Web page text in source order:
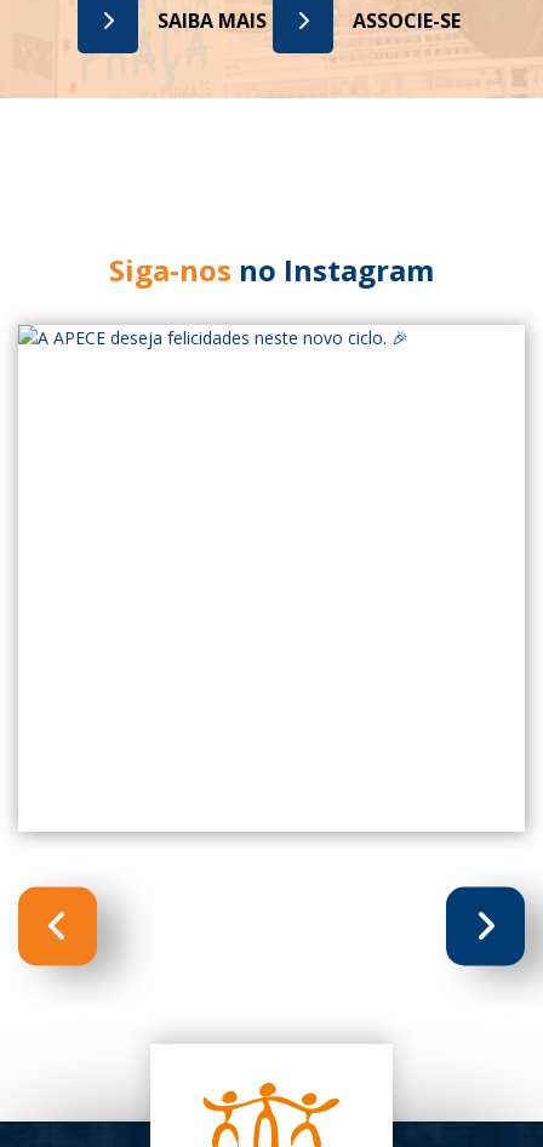
SAIBA MAIS ASSOCIE-SE
Siga-nos no Instagram